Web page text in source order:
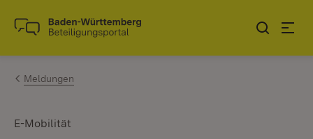
Zum Inhalt springen
Link zur Startseite
Meldungen
E-Mobilität